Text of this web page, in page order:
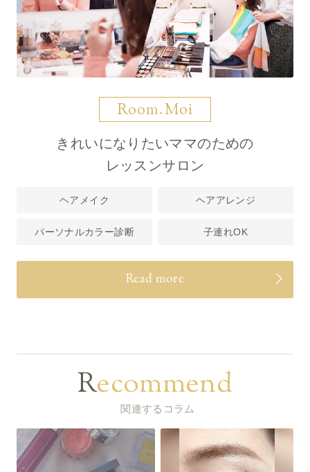
Room.Moi
きれいになりたいママのための
レッスンサロン
ヘアメイク ヘアアレンジ
パーソナルカラー診断 子連れOK
Read more
Recommend
関連するコラム